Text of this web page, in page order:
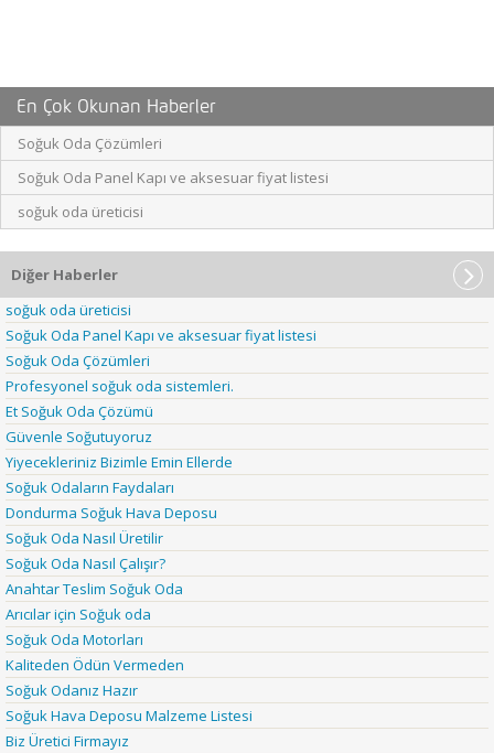
En Çok Okunan Haberler
Soğuk Oda Çözümleri
Soğuk Oda Panel Kapı ve aksesuar fiyat listesi
soğuk oda üreticisi
Diğer Haberler
soğuk oda üreticisi
Soğuk Oda Panel Kapı ve aksesuar fiyat listesi
Soğuk Oda Çözümleri
Profesyonel soğuk oda sistemleri.
Et Soğuk Oda Çözümü
Güvenle Soğutuyoruz
Yiyecekleriniz Bizimle Emin Ellerde
Soğuk Odaların Faydaları
Dondurma Soğuk Hava Deposu
Soğuk Oda Nasıl Üretilir
Soğuk Oda Nasıl Çalışır?
Anahtar Teslim Soğuk Oda
Arıcılar için Soğuk oda
Soğuk Oda Motorları
Kaliteden Ödün Vermeden
Soğuk Odanız Hazır
Soğuk Hava Deposu Malzeme Listesi
Biz Üretici Firmayız